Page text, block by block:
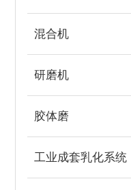
混合机
研磨机
胶体磨
工业成套乳化系统